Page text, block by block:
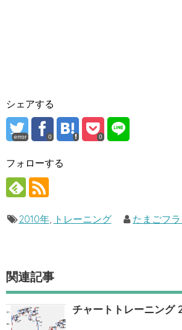
シェアする
error 0 0
フォローする
2010年, トレーニング たまごフ
関連記事
チャートトレーニング